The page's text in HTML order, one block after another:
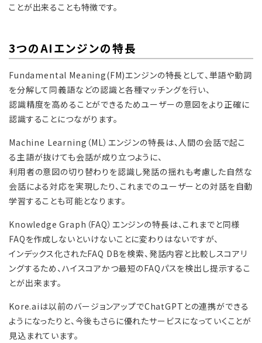
ことが出来ることも特徴です。
3つのAIエンジンの特長
Fundamental Meaning(FM)エンジンの特長として、単語や動詞
を分解して同義語などの認識と各種マッチングを行い、
認識精度を高めることができるためユーザーの意図をより正確に
認識することにつながります。
Machine Learning（ML）エンジンの特長は、人間の会話で起こ
る主語が抜けても会話が成り立つように、
利用者の意図の切り替わりを認識し発話の揺れも考慮した自然な
会話による対応を実現したり、これまでのユーザーとの対話を自動
学習することも可能となります。
Knowledge Graph（FAQ）エンジンの特長は、これまでと同様
FAQを作成しないといけないことに変わりはないですが、
インデックス化されたFAQ DBを検索、発話内容と比較しスコアリ
ングするため、ハイスコアかつ最短のFAQパスを検出し提示するこ
とが出来ます。
Kore.aiは以前のバージョンアップでChatGPTとの連携ができる
ようになったりと、今後もさらに優れたサービスになっていくことが
見込まれています。